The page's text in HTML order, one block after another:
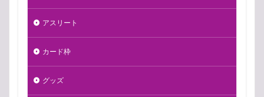
アスリート
カード枠
グッズ